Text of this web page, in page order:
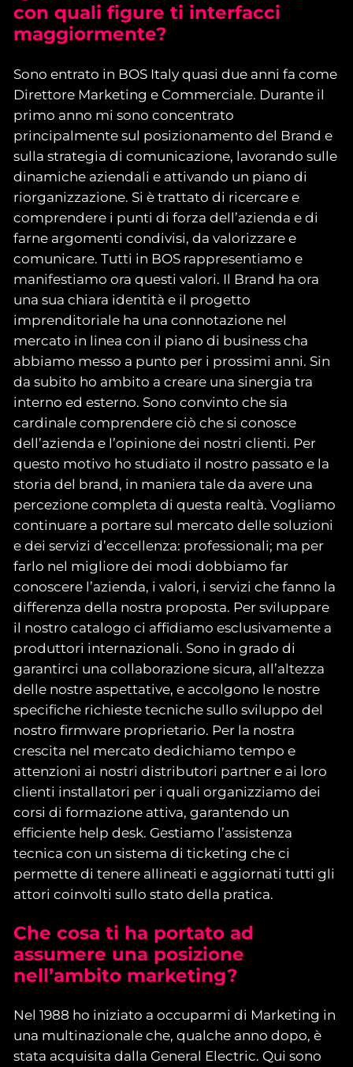
con quali figure ti interfacci
maggiormente?
Sono entrato in BOS Italy quasi due anni fa come
Direttore Marketing e Commerciale. Durante il
primo anno mi sono concentrato
principalmente sul posizionamento del Brand e
sulla strategia di comunicazione, lavorando sulle
dinamiche aziendali e attivando un piano di
riorganizzazione. Si è trattato di ricercare e
comprendere i punti di forza dell’azienda e di
farne argomenti condivisi, da valorizzare e
comunicare. Tutti in BOS rappresentiamo e
manifestiamo ora questi valori. Il Brand ha ora
una sua chiara identità e il progetto
imprenditoriale ha una connotazione nel
mercato in linea con il piano di business cha
abbiamo messo a punto per i prossimi anni. Sin
da subito ho ambito a creare una sinergia tra
interno ed esterno. Sono convinto che sia
cardinale comprendere ciò che si conosce
dell’azienda e l’opinione dei nostri clienti. Per
questo motivo ho studiato il nostro passato e la
storia del brand, in maniera tale da avere una
percezione completa di questa realtà. Vogliamo
continuare a portare sul mercato delle soluzioni
e dei servizi d’eccellenza: professionali; ma per
farlo nel migliore dei modi dobbiamo far
conoscere l’azienda, i valori, i servizi che fanno la
differenza della nostra proposta. Per sviluppare
il nostro catalogo ci affidiamo esclusivamente a
produttori internazionali. Sono in grado di
garantirci una collaborazione sicura, all’altezza
delle nostre aspettative, e accolgono le nostre
specifiche richieste tecniche sullo sviluppo del
nostro firmware proprietario. Per la nostra
crescita nel mercato dedichiamo tempo e
attenzioni ai nostri distributori partner e ai loro
clienti installatori per i quali organizziamo dei
corsi di formazione attiva, garantendo un
efficiente help desk. Gestiamo l’assistenza
tecnica con un sistema di ticketing che ci
permette di tenere allineati e aggiornati tutti gli
attori coinvolti sullo stato della pratica.
Che cosa ti ha portato ad
assumere una posizione
nell’ambito marketing?
Nel 1988 ho iniziato a occuparmi di Marketing in
una multinazionale che, qualche anno dopo, è
stata acquisita dalla General Electric. Qui sono